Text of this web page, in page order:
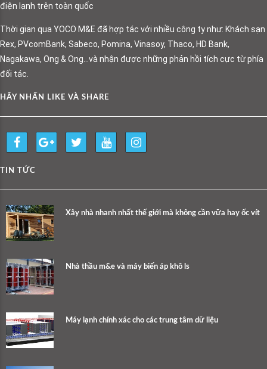
điện lạnh trên toàn quốc
Thời gian qua YOCO M&E đã hợp tác với nhiều công ty như: Khách sạn
Rex, PVcomBank, Sabeco, Pomina, Vinasoy, Thaco, HD Bank,
Nagakawa, Ong & Ong…và nhận được những phản hồi tích cực từ phía
đối tác.
HÃY NHẤN LIKE VÀ SHARE
TIN TỨC
Xây nhà nhanh nhất thế giới mà không cần vữa hay ốc vít
Nhà thầu m&e và máy biến áp khô ls
Máy lạnh chính xác cho các trung tâm dữ liệu